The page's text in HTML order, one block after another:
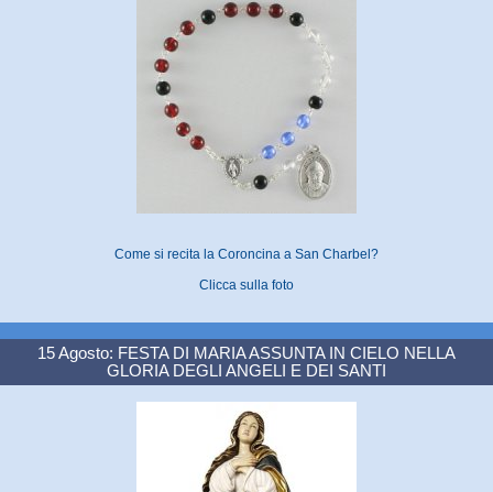
Come si recita la Coroncina a San Charbel?
Clicca sulla foto
15 Agosto: FESTA DI MARIA ASSUNTA IN CIELO NELLA
GLORIA DEGLI ANGELI E DEI SANTI